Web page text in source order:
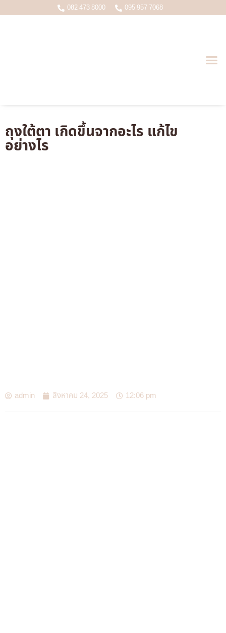
082 473 8000 095 957 7068
ถุงใต้ตา เกิดขึ้นจากอะไร แก้ไข
อย่างไร
admin สิงหาคม 24, 2025 12:06 pm